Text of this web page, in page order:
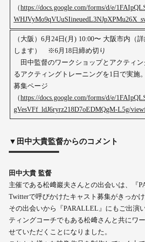
（https://docs.google.com/forms/d/e/
（大阪）6月24日(月) 10:00〜 大阪市内（
します） ※6月18日締め切り
田中監督のワークショップとアクティン
るアクティングトレーニングを1日で実施。
募集ページ
（https://docs.google.com/forms/d/e/
gVesVFf_ldJ6ryrz218D7oEDMQgM-L5g/
▼田中大貴監督からのコメント
田中大貴 監督
主催である松﨑巖夫さんとの出会いは、『
Twitterで呼びかけたキャスト募集がきっかけ
その出会いから『PARALLEL』にもご出演
ティングコーチでもある松﨑さんと共にワ
せていただくことになりました。